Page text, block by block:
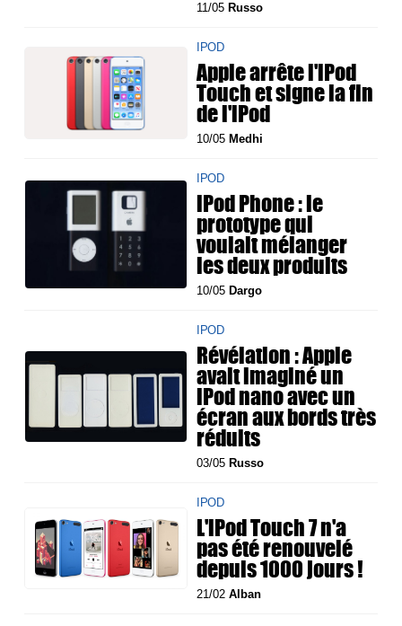
11/05 Russo
IPOD
Apple arrête l'iPod
Touch et signe la fin
de l'iPod
10/05 Medhi
IPOD
iPod Phone : le
prototype qui
voulait mélanger
les deux produits
10/05 Dargo
IPOD
Révélation : Apple
avait imaginé un
iPod nano avec un
écran aux bords très
réduits
03/05 Russo
IPOD
L'iPod Touch 7 n'a
pas été renouvelé
depuis 1000 jours !
21/02Alban